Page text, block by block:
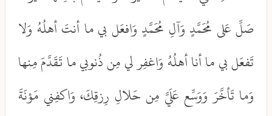
صَلِّ عَلى مُحَمَّدٍ وَآلِ مُحَمَّدٍ وَافعَل بي ما أنتَ أهلُهُ وَلا
تَفعَل بي ما أنا أهلُهُ وَاغفِر لي مِن ذُنوبي ما تَقَدَّمَ مِنها
وَما تَأخَّرَ وَوَسِّع عَلَيَّ مِن حَلالِ رِزقِكَ، وَاكفِني مَؤنَةَ